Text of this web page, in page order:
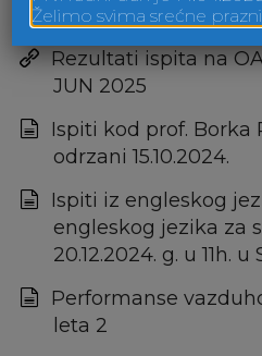
FCV Sve godine
Rezultati ispita na
JUN 2025
Ispiti kod prof. Borka
odrzani 15.10.2024.
Ispiti iz engleskog
engleskog jezika za
20.12.2024. g. u 11h. u
Performanse
leta 2
Želimo svima srećne